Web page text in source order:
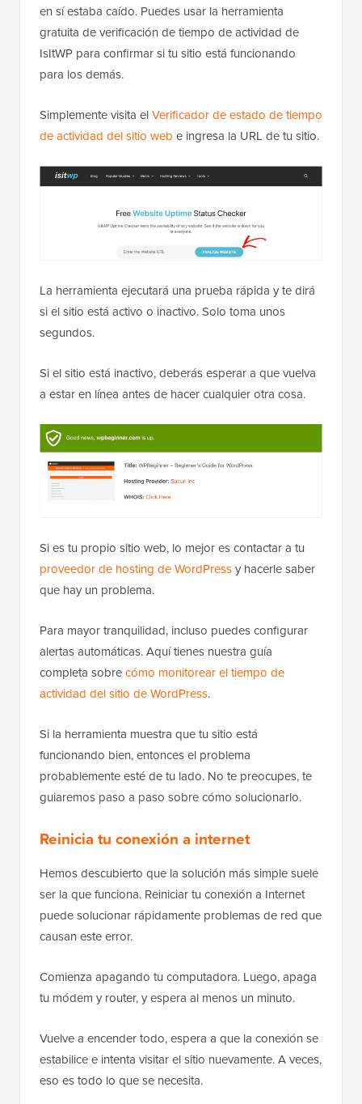
en sí estaba caído. Puedes usar la herramienta
gratuita de verificación de tiempo de actividad de
IsItWP para confirmar si tu sitio está funcionando
para los demás.
Simplemente visita elVerificador de estado de tiempo
de actividad del sitio web e ingresa la URL de tu sitio.
La herramienta ejecutará una prueba rápida y te dirá
si el sitio está activo o inactivo. Solo toma unos
segundos.
Si el sitio está inactivo, deberás esperar a que vuelva
a estar en línea antes de hacer cualquier otra cosa.
Si es tu propio sitio web, lo mejor es contactar a tu
proveedor de hosting de WordPressy hacerle saber
que hay un problema.
Para mayor tranquilidad, incluso puedes configurar
alertas automáticas. Aquí tienes nuestra guía
completa sobrecómo monitorear el tiempo de
actividad del sitio de WordPress.
Si la herramienta muestra que tu sitio está
funcionando bien, entonces el problema
probablemente esté de tu lado. No te preocupes, te
guiaremos paso a paso sobre cómo solucionarlo.
Reinicia tu conexión a internet
Hemos descubierto que la solución más simple suele
ser la que funciona. Reiniciar tu conexión a Internet
puede solucionar rápidamente problemas de red que
causan este error.
Comienza apagando tu computadora. Luego, apaga
tu módem y router, y espera al menos un minuto.
Vuelve a encender todo, espera a que la conexión se
estabilice e intenta visitar el sitio nuevamente. A veces,
eso es todo lo que se necesita.